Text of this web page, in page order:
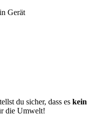
Gerät
du sicher, dass es kein
die Umwelt!